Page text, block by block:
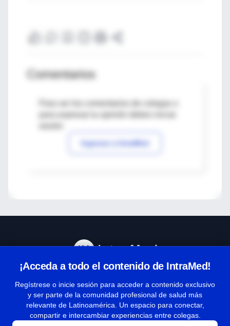
Comentarios
Para ver los comentarios de colegas o
Ingresar a IntraMed
¡Acceda a todo el contenido de IntraMed!
Regístrese o inicie sesión para acceder a contenido exclusivo
y ser parte de la comunidad profesional de salud más
relevante de Latinoamérica. Un espacio para conectar,
compartir e intercambiar experiencias entre colegas.
Términos y condiciones
| Políticas de privacidad